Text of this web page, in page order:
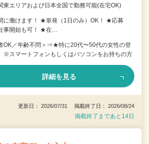
東エリアおよび日本全国で勤務可能(在宅OK)
に働けます！ ★単発（1日のみ）OK！ ★応募
事開始も可！ ★在…
OK／年齢不問＞⇒★特に20代〜50代の女性の登
マートフォンもしくはパソコンをお持ちの方
詳細を見る
更新日： 2026/07/31 掲載終了日： 2026/08/24
掲載終了まであと14日